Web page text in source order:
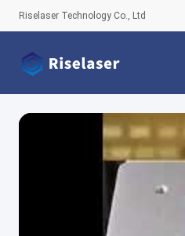
Riselaser Technology Co., Ltd